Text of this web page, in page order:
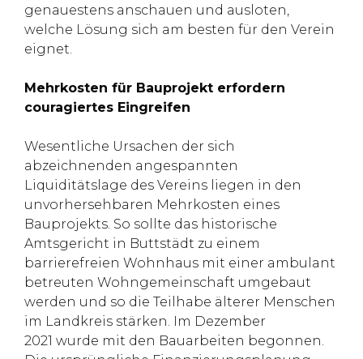
genauestens anschauen und ausloten,
welche Lösung sich am besten für den Verein
eignet.
Mehrkosten für Bauprojekt erfordern
couragiertes Eingreifen
Wesentliche Ursachen der sich
abzeichnenden angespannten
Liquiditätslage des Vereins liegen in den
unvorhersehbaren Mehrkosten eines
Bauprojekts. So sollte das historische
Amtsgericht in Buttstädt zu einem
barrierefreien Wohnhaus mit einer ambulant
betreuten Wohngemeinschaft umgebaut
werden und so die Teilhabe älterer Menschen
im Landkreis stärken. Im Dezember
2021 wurde mit den Bauarbeiten begonnen.